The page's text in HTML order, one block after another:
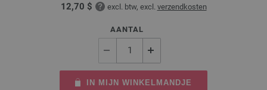
12,70 $ excl. btw, excl. verzendkosten
AANTAL
IN MIJN WINKELMANDJE